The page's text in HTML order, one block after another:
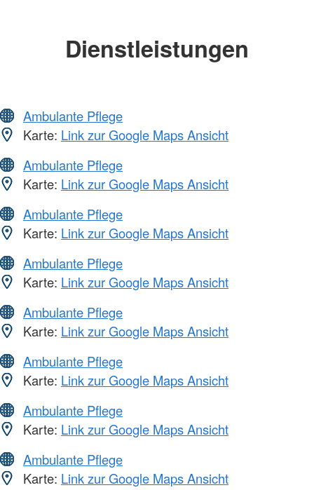
Dienstleistungen
Ambulante Pflege
Karte: Link zur Google Maps Ansicht
Ambulante Pflege
Karte: Link zur Google Maps Ansicht
Ambulante Pflege
Karte: Link zur Google Maps Ansicht
Ambulante Pflege
Karte: Link zur Google Maps Ansicht
Ambulante Pflege
Karte: Link zur Google Maps Ansicht
Ambulante Pflege
Karte: Link zur Google Maps Ansicht
Ambulante Pflege
Karte: Link zur Google Maps Ansicht
Ambulante Pflege
Karte: Link zur Google Maps Ansicht